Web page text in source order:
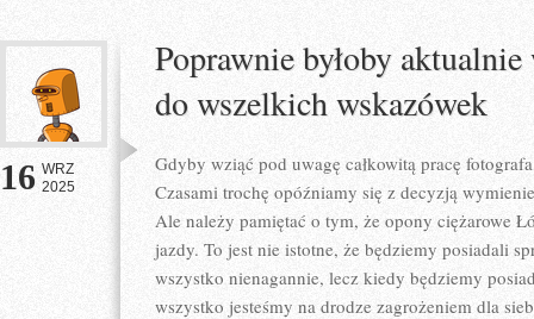
16 WRZ
2025
Poprawnie byłoby
do wszelkich wskazówek
Gdyby wziąć pod uwagę całkowitą pracę
Czasami trochę opóźniamy się z decyzją
Ale należy pamiętać o tym, że opony ciężarowe
jazdy. To jest nie istotne, że będziemy posiadali
wszystko nienagannie, lecz kiedy będziemy
wszystko jesteśmy na drodze zagrożeniem dla